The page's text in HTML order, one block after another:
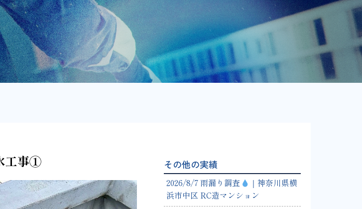
工事① その他の実績
2026/8/7 雨漏り調査
｜神奈川県横
浜市中区 RC造マンション